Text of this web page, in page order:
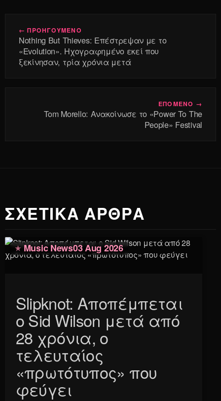
← ΠΡΟΗΓΟΥΜΕΝΟ
Nothing But Thieves: Επέστρεψαν με το
«Evolution». Ηχογραφημένο εκεί που
ξεκίνησαν, τρία χρόνια μετά
ΕΠΟΜΕΝΟ →
Tom Morello: Ανακοίνωσε το «Power To The
People» Festival
ΣΧΕΤΙΚΑ ΑΡΘΡΑ
Music News03 Aug 2026
Slipknot: Αποπέμπεται
ο Sid Wilson μετά από
28 χρόνια, ο
τελευταίος
«πρωτότυπος» που
φεύγει